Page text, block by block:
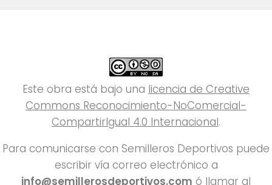
Este obra está bajo una licencia de Creative
Commons Reconocimiento-NoComercial-
CompartirIgual 4.0 Internacional.
Para comunicarse con Semilleros Deportivos puede
escribir vía correo electrónico a
info@semillerosdeportivos.com ó llamar al